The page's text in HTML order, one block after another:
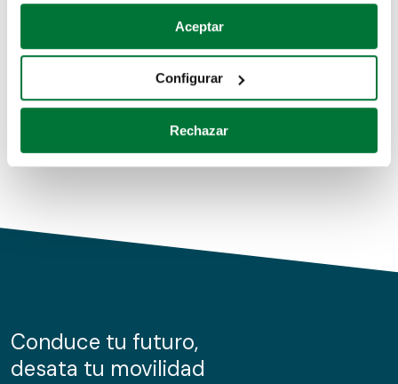
Si lo permite, también quisiéramos:
Recopilar información sobre su ubicación geográfica
Identificar su dispositivo analizándolo activamente
para buscar características específicas (huellas
Obtenga más información sobre cómo se procesan sus
de cookies.
información sobre el uso que haga del sitio web con
nuestros partners de redes sociales, publicidad y análisis
Aceptar
Configurar
Rechazar
Coches de segunda mano
Coches de km0
Conduce tu futuro,
desata tu movilidad